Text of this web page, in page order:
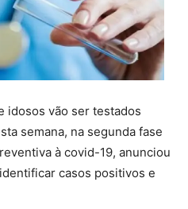
idosos vão ser testados
semana, na segunda fase
à covid-19, anunciou
casos positivos e